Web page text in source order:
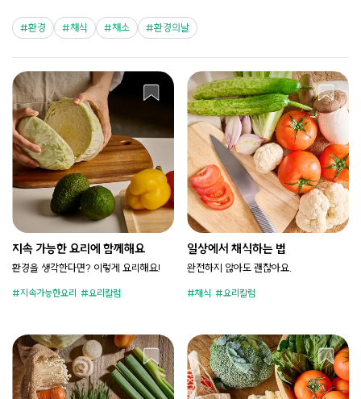
환경 채식 채소 환경의날
지속 가능한 요리에 함께해요
환경을 생각한다면? 이렇게 요리해요!
지속가능한요리 요리칼럼
일상에서 채식하는 법
완전하지 않아도 괜찮아요.
채식 요리칼럼